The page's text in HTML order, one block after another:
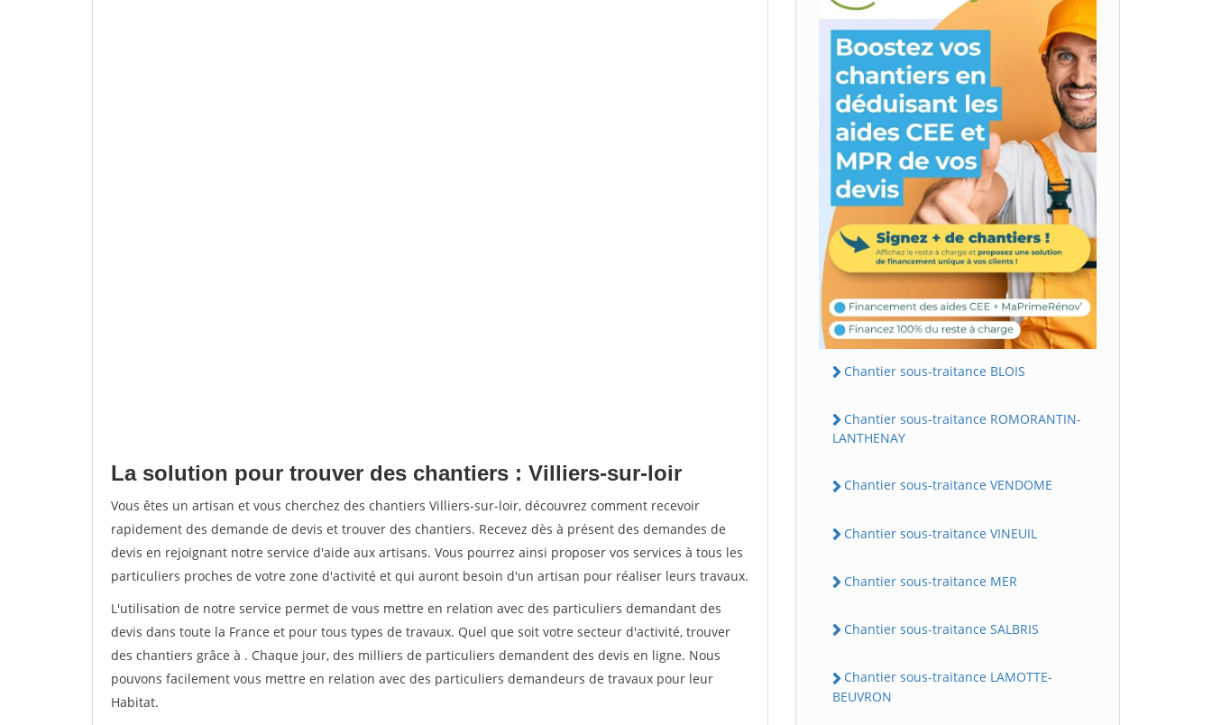
La solution pour trouver des chantiers : Villiers-sur-loir
Vous êtes un artisan et vous cherchez des chantiers Villiers-sur-loir, découvrez comment recevoir
rapidement des demande de devis et trouver des chantiers. Recevez dès à présent des demandes de
devis en rejoignant notre service d'aide aux artisans. Vous pourrez ainsi proposer vos services à tous les
particuliers proches de votre zone d'activité et qui auront besoin d'un artisan pour réaliser leurs travaux.
L'utilisation de notre service permet de vous mettre en relation avec des particuliers demandant des
devis dans toute la France et pour tous types de travaux. Quel que soit votre secteur d'activité, trouver
des chantiers grâce à . Chaque jour, des milliers de particuliers demandent des devis en ligne. Nous
pouvons facilement vous mettre en relation avec des particuliers demandeurs de travaux pour leur
Habitat.
Chantier sous-traitance BLOIS
Chantier sous-traitance ROMORANTIN-
LANTHENAY
Chantier sous-traitance VENDOME
Chantier sous-traitance VINEUIL
Chantier sous-traitance MER
Chantier sous-traitance SALBRIS
Chantier sous-traitance LAMOTTE-
BEUVRON